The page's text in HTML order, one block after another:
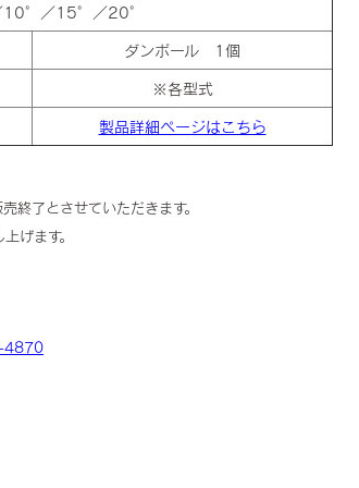
／15°／20°
ダンボール 1個
※各型式
製品詳細ページはこちら
終了とさせていただきます。
げます。
4870